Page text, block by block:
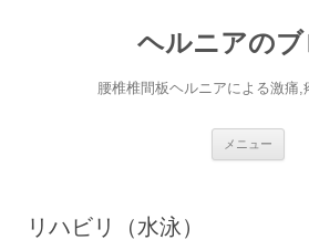
ヘルニアの
腰椎椎間板ヘルニアによる激痛,
メニュー
リハビリ（水泳）